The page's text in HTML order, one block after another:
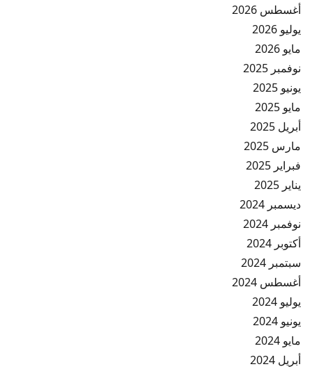
أغسطس 2026
يوليو 2026
مايو 2026
نوفمبر 2025
يونيو 2025
مايو 2025
أبريل 2025
مارس 2025
فبراير 2025
يناير 2025
ديسمبر 2024
نوفمبر 2024
أكتوبر 2024
سبتمبر 2024
أغسطس 2024
يوليو 2024
يونيو 2024
مايو 2024
أبريل 2024